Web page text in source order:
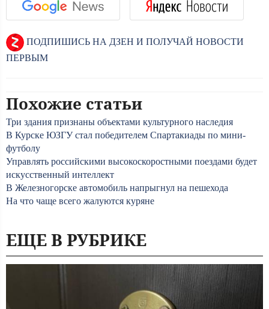
ПОДПИШИСЬ НА ДЗЕН И ПОЛУЧАЙ НОВОСТИ
ПЕРВЫМ
Похожие статьи
Три здания признаны объектами культурного наследия
В Курске ЮЗГУ стал победителем Спартакиады по мини-
футболу
Управлять российскими высокоскоростными поездами будет
искусственный интеллект
В Железногорске автомобиль напрыгнул на пешехода
На что чаще всего жалуются куряне
ЕЩЕ В РУБРИКЕ